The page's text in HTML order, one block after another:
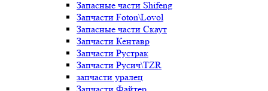
Запасные части Shifeng
Запчасти Foton\Lovol
Запасные части Скаут
Запчасти Кентавр
Запчасти Рустрак
Запчасти Русич\TZR
запчасти уралец